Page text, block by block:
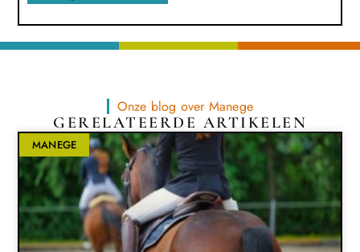
Onze blog over Manege
GERELATEERDE ARTIKELEN
MANEGE